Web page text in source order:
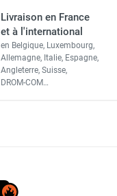
au gaz
au gaz
au fioul
granulés / bois /
chaude ou froide
Marque
Référence fournisseur
Classement produit
Livraison en France
et à l'international
en Belgique, Luxembourg,
Allemagne, Italie, Espagne,
Angleterre, Suisse,
DROM-COM…